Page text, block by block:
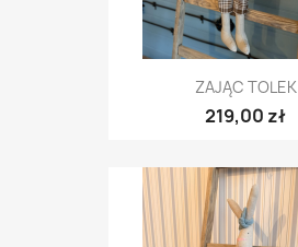
ZAJĄC TOLEK
219,00 zł